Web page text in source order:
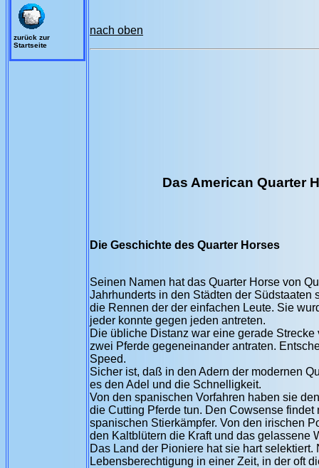
zurück zur
Startseite
nach oben
Das American
Die Geschichte des Quarter Horses
Seinen Namen hat das Quarter Horse von
Jahrhunderts in den Städten der
die Rennen der der einfachen Leute. Sie
jeder konnte gegen jeden antreten.
Die übliche Distanz war eine gerade
zwei Pferde gegeneinander antraten.
Speed.
Sicher ist, daß in den Adern der modernen
es den Adel und die Schnelligkeit.
Von den spanischen Vorfahren haben sie
die Cutting Pferde tun. Den Cowsense
spanischen Stierkämpfer. Von den irischen
den Kaltblütern die Kraft und das gelassene
Das Land der Pioniere hat sie hart
Lebensberechtigung in einer Zeit, in der oft